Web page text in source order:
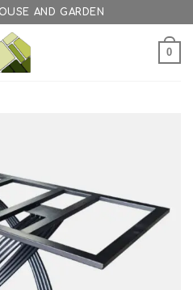
AND GARDEN
0